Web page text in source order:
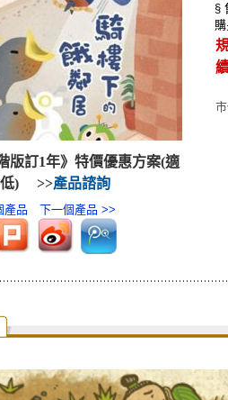
版訂1年》特價優惠方案(適
) >>產品諮詢
產品 下一個產品 >>
§